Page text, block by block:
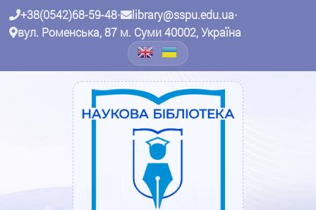
+38(0542)68-59-48• library@sspu.edu.ua•
вул. Роменська, 87 м. Суми 40002, Україна